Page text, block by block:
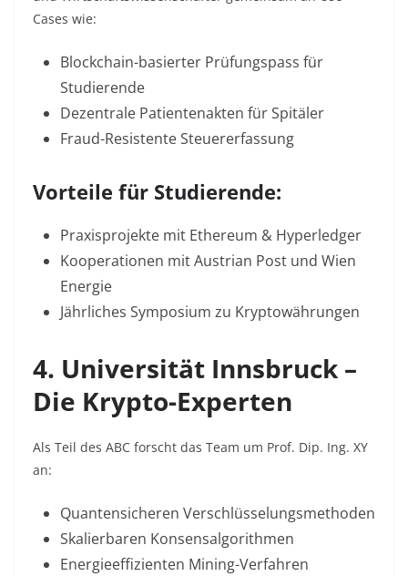
Cases wie:
Blockchain-basierter Prüfungspass für
Studierende
Dezentrale Patientenakten für Spitäler
Fraud-Resistente Steuererfassung
Vorteile für Studierende:
Praxisprojekte mit Ethereum & Hyperledger
Kooperationen mit Austrian Post und Wien
Energie
Jährliches Symposium zu Kryptowährungen
4. Universität Innsbruck –
Die Krypto-Experten
Als Teil des ABC forscht das Team um Prof. Dip. Ing. XY
an:
Quantensicheren Verschlüsselungsmethoden
Skalierbaren Konsensalgorithmen
Energieeffizienten Mining-Verfahren